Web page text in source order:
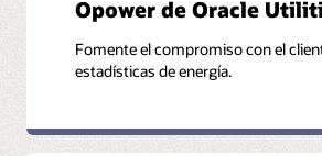
Opower de Oracle
Fomente el compromiso con el
estadísticas de energía.